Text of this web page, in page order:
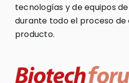
tecnologías y de equipos
durante todo el proceso de
producto.